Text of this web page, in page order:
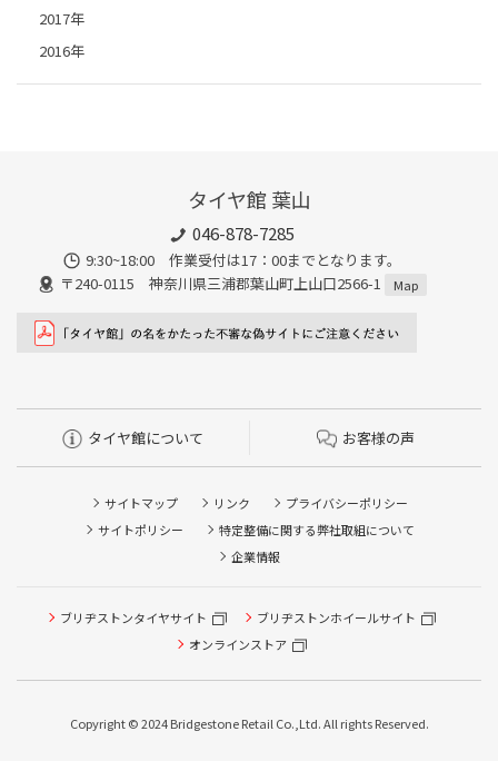
2017年
2016年
タイヤ館 葉山
046-878-7285
9:30~18:00 作業受付は17：00までとなります。
〒240-0115 神奈川県三浦郡葉山町上山口2566-1
Map
タイヤ館について お客様の声
サイトマップ リンク
プライバシーポリシー
サイトポリシー
特定整備に関する弊社取組について
企業情報
ブリヂストンタイヤサイト
ブリヂストンホイールサイト
オンラインストア
Copyright © 2024 Bridgestone Retail Co.,Ltd. All rights Reserved.
タイヤ点検・安全点検/タイヤ履き替え/オイル交換/その他
ピット作業の予約
本日のタイヤ履き替え順番待ち予約 ※クローク契約会員の